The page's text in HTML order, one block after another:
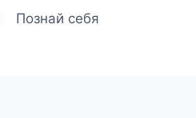
Познай себя